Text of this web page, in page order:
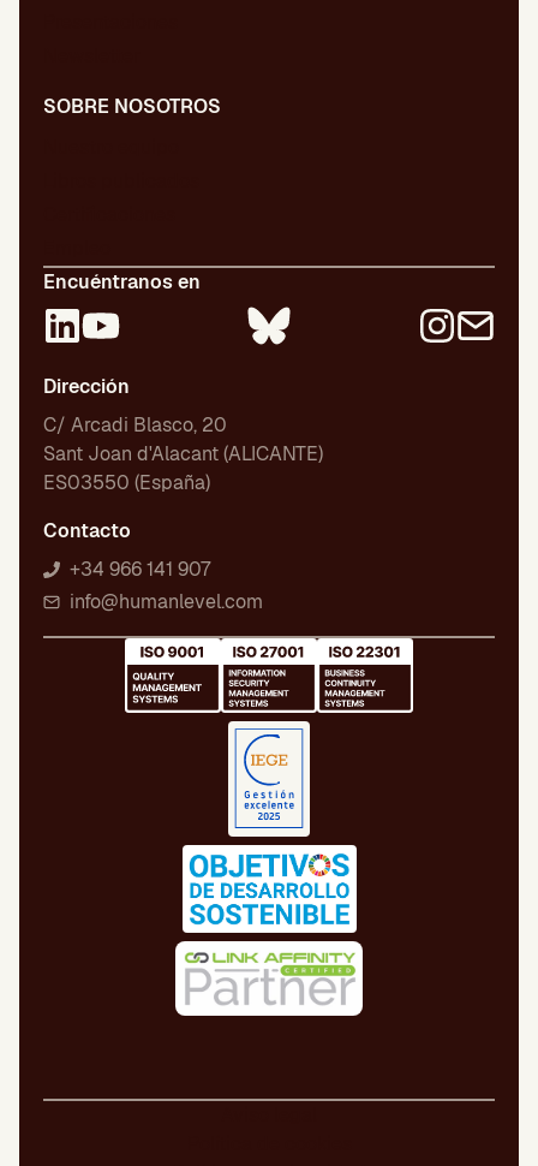
SOBRE NOSOTROS
Encuéntranos en
Dirección
C/ Arcadi Blasco, 20
Sant Joan d'Alacant (ALICANTE)
ES03550 (España)
Contacto
+34 966 141 907
info@humanlevel.com